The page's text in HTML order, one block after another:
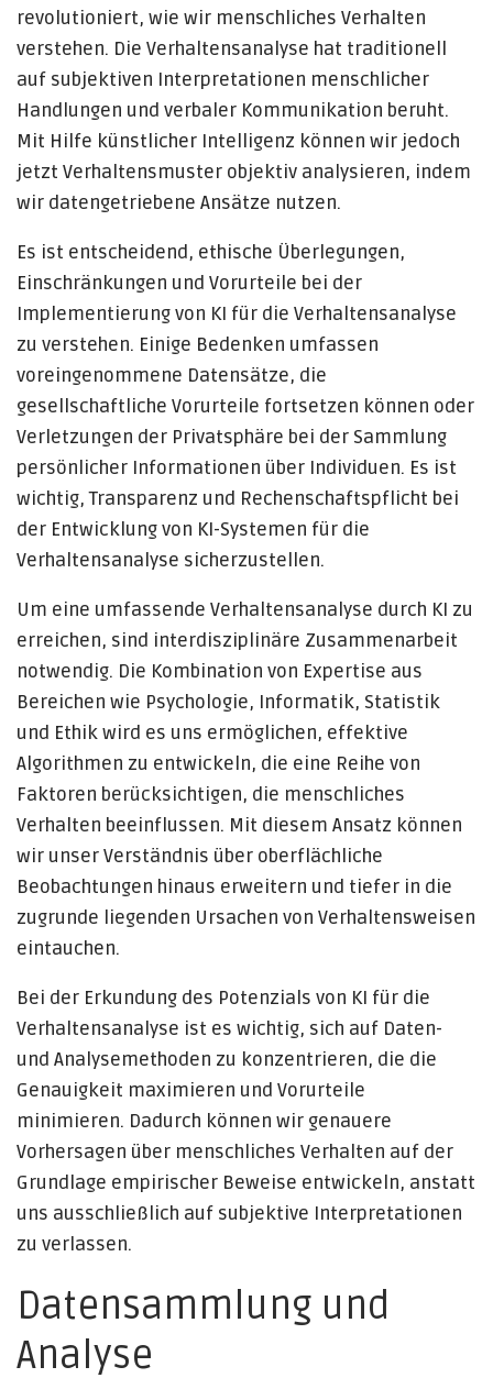
revolutioniert, wie wir menschliches Verhalten
verstehen. Die Verhaltensanalyse hat traditionell
auf subjektiven Interpretationen menschlicher
Handlungen und verbaler Kommunikation beruht.
Mit Hilfe künstlicher Intelligenz können wir jedoch
jetzt Verhaltensmuster objektiv analysieren, indem
wir datengetriebene Ansätze nutzen.
Es ist entscheidend, ethische Überlegungen,
Einschränkungen und Vorurteile bei der
Implementierung von KI für die Verhaltensanalyse
zu verstehen. Einige Bedenken umfassen
voreingenommene Datensätze, die
gesellschaftliche Vorurteile fortsetzen können oder
Verletzungen der Privatsphäre bei der Sammlung
persönlicher Informationen über Individuen. Es ist
wichtig, Transparenz und Rechenschaftspflicht bei
der Entwicklung von KI-Systemen für die
Verhaltensanalyse sicherzustellen.
Um eine umfassende Verhaltensanalyse durch KI zu
erreichen, sind interdisziplinäre Zusammenarbeit
notwendig. Die Kombination von Expertise aus
Bereichen wie Psychologie, Informatik, Statistik
und Ethik wird es uns ermöglichen, effektive
Algorithmen zu entwickeln, die eine Reihe von
Faktoren berücksichtigen, die menschliches
Verhalten beeinflussen. Mit diesem Ansatz können
wir unser Verständnis über oberflächliche
Beobachtungen hinaus erweitern und tiefer in die
zugrunde liegenden Ursachen von Verhaltensweisen
eintauchen.
Bei der Erkundung des Potenzials von KI für die
Verhaltensanalyse ist es wichtig, sich auf Daten-
und Analysemethoden zu konzentrieren, die die
Genauigkeit maximieren und Vorurteile
minimieren. Dadurch können wir genauere
Vorhersagen über menschliches Verhalten auf der
Grundlage empirischer Beweise entwickeln, anstatt
uns ausschließlich auf subjektive Interpretationen
zu verlassen.
Datensammlung und
Analyse